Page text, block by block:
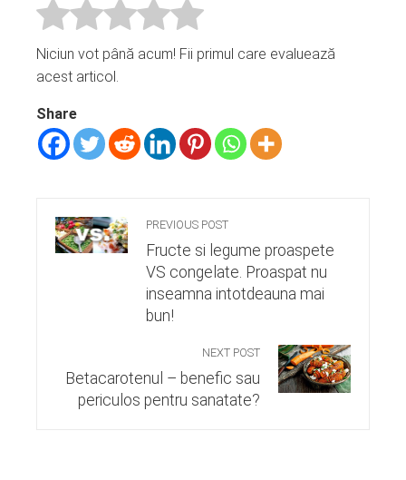
Niciun vot până acum! Fii primul care evaluează
acest articol.
Share
PREVIOUS POST
Fructe si legume proaspete
VS congelate. Proaspat nu
inseamna intotdeauna mai
bun!
NEXT POST
Betacarotenul – benefic sau
periculos pentru sanatate?